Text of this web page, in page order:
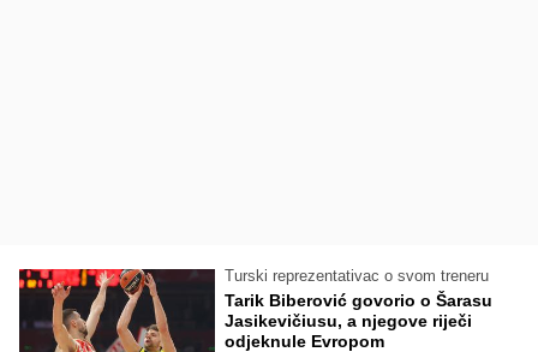
Turski reprezentativac o svom treneru
Tarik Biberović govorio o Šarasu
Jasikevičiusu, a njegove riječi
odjeknule Evropom